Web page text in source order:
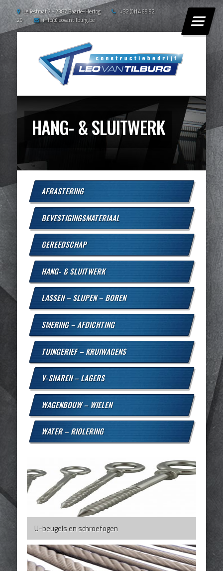
Leliestraat 7 - 2387 Baarle-Hertog
+32 (0)14 69 92
29
info@leovantilburg.be
HANG- & SLUITWERK
AFRASTERING
BEVESTIGINGSMATERIAAL
GEREEDSCHAP
HANG- & SLUITWERK
LASSEN – SLIJPEN – BOREN
SMERING – AFDICHTING
TUINGERIEF – KRUIWAGENS
V-SNAREN – LAGERS
WAGENBOUW – WIELEN
WATER – RIOLERING
U-beugels en schroefogen